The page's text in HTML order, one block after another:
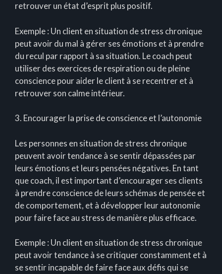
retrouver un état d’esprit plus positif.
Exemple : Un client en situation de stress chronique
peut avoir du mal à gérer ses émotions et à prendre
du recul par rapport à sa situation. Le coach peut
utiliser des exercices de respiration ou de pleine
conscience pour aider le client à se recentrer et à
retrouver son calme intérieur.
3. Encourager la prise de conscience et l’autonomie
Les personnes en situation de stress chronique
peuvent avoir tendance à se sentir dépassées par
leurs émotions et leurs pensées négatives. En tant
que coach, il est important d’encourager ses clients
à prendre conscience de leurs schémas de pensée et
de comportement, et à développer leur autonomie
pour faire face au stress de manière plus efficace.
Exemple : Un client en situation de stress chronique
peut avoir tendance à se critiquer constamment et à
se sentir incapable de faire face aux défis qui se